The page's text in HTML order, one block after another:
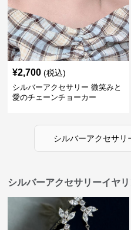
¥2,700 (税込)
シルバーアクセサリー 微笑みと
愛のチェーンチョーカー
シルバーアクセサリ
シルバーアクセサリーイヤ